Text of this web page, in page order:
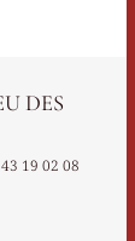
DES
19 02 08